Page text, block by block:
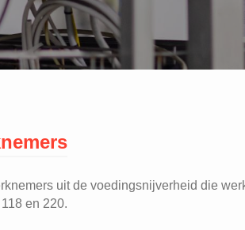
uit de voedingsnijverheid die
en 220.